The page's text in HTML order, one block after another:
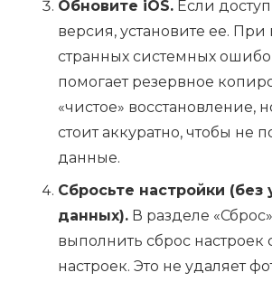
Обновите iOS. Если
версия, установите ее.
странных системных
помогает резервное
«чистое» восстановление,
стоит аккуратно, чтобы не
данные.
Сбросьте настройки (без
данных). В разделе
выполнить сброс настроек
настроек. Это не удаляет